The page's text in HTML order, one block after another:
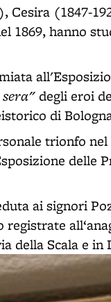
Cesira (1847-
1869, hanno
degli eroi
di
trionfo
delle
ai signori
registrate
della Scala e in